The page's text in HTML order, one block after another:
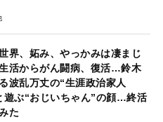
世界、妬み、やっかみは凄まじ
活からがん闘病、復活…鈴木
波乱万丈の“生涯政治家人
遊ぶ“おじいちゃん”の顔…終活
た